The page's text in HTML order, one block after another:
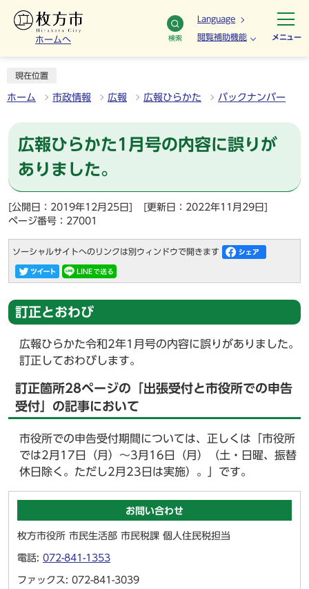
ホームへ 検索
Language
閲覧補助機能 メニュー
現在位置
ホーム 市政情報 広報 広報ひらかた バックナンバー
広報ひらかた1月号の内容に誤りが
ありました。
[公開日：2019年12月25日]
[更新日：2022年11月29日]
ページ番号：27001
ソーシャルサイトへのリンクは別ウィンドウで開きます
訂正とおわび
広報ひらかた令和2年1月号の内容に誤りがありました。
訂正しておわびします。
訂正箇所28ページの「出張受付と市役所での申告
受付」の記事において
市役所での申告受付期間については、正しくは「市役所
では2月17日（月）～3月16日（月）（土・日曜、振替
休日除く。ただし2月23日は実施）。」です。
お問い合わせ
枚方市役所 市民生活部 市民税課 個人住民税担当
電話: 072-841-1353
ファックス: 072-841-3039